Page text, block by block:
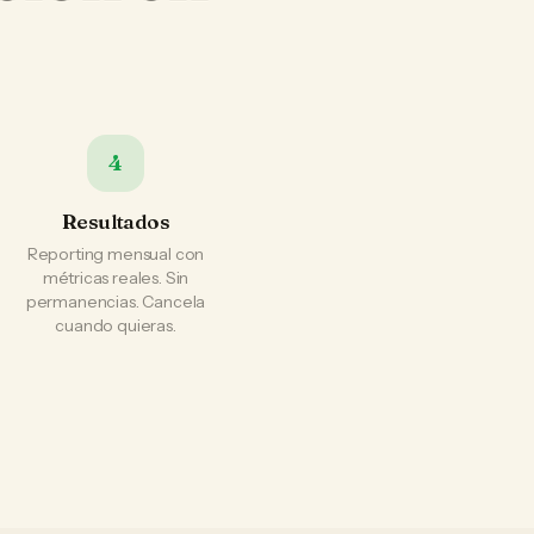
4
Resultados
Reporting mensual con
métricas reales. Sin
permanencias. Cancela
cuando quieras.